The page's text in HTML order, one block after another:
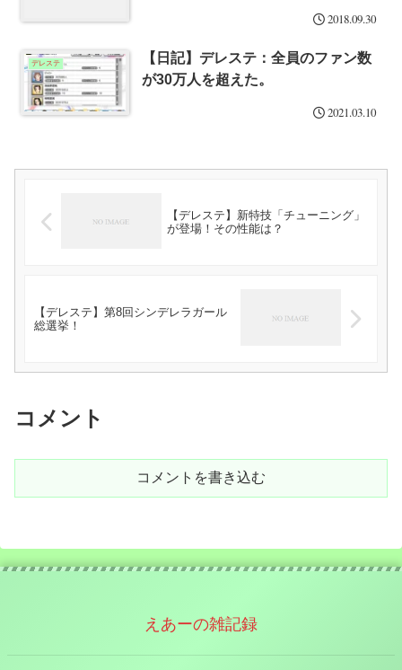
2018.09.30
デレステ
【日記】デレステ：全員のファン数
が30万人を超えた。
2021.03.10
【デレステ】新特技「チューニング」
が登場！その性能は？
【デレステ】第8回シンデレラガール
総選挙！
コメント
コメントを書き込む
えあーの雑記録